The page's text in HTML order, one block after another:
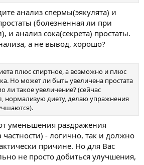
анализ спермы(эякулята) и
(болезненная ли при
и анализ сока(секрета) простаты.
а не вывод, хорошо?
плюс спиртное, а возможно и плюс
Но может ли быть увеличена простата
ли такое увеличение? (сейчас
нормализую диету, делаю упражнения
уменьшения раздражения
- логично, так и должно
причине. Но для Вас
не просто добиться улучшения,